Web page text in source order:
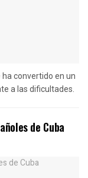
ha convertido en un
a las dificultades.
de Cuba